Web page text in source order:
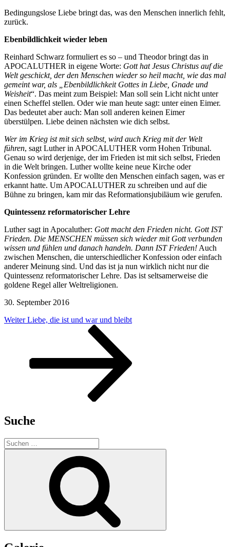
Bedingungslose Liebe bringt das, was den Menschen innerlich fehlt,
zurück.
Ebenbildlichkeit wieder leben
Reinhard Schwarz formuliert es so – und Theodor bringt das in
APOCALUTHER in eigene Worte: Gott hat Jesus Christus auf die
Welt geschickt, der den Menschen wieder so heil macht, wie das mal
gemeint war, als „Ebenbildlichkeit Gottes in Liebe, Gnade und
Weisheit“. Das meint zum Beispiel: Man soll sein Licht nicht unter
einen Scheffel stellen. Oder wie man heute sagt: unter einen Eimer.
Das bedeutet aber auch: Man soll anderen keinen Eimer
überstülpen. Liebe deinen nächsten wie dich selbst.
Wer im Krieg ist mit sich selbst, wird auch Krieg mit der Welt
führen, sagt Luther in APOCALUTHER vorm Hohen Tribunal.
Genau so wird derjenige, der im Frieden ist mit sich selbst, Frieden
in die Welt bringen. Luther wollte keine neue Kirche oder
Konfession gründen. Er wollte den Menschen einfach sagen, was er
erkannt hatte. Um APOCALUTHER zu schreiben und auf die
Bühne zu bringen, kam mir das Reformationsjubiläum wie gerufen.
Quintessenz reformatorischer Lehre
Luther sagt in Apocaluther: Gott macht den Frieden nicht. Gott IST
Frieden. Die MENSCHEN müssen sich wieder mit Gott verbunden
wissen und fühlen und danach handeln. Dann IST Frieden! Auch
zwischen Menschen, die unterschiedlicher Konfession oder einfach
anderer Meinung sind. Und das ist ja nun wirklich nicht nur die
Quintessenz reformatorischer Lehre. Das ist seltsamerweise die
goldene Regel aller Weltreligionen.
30. September 2016
Beitragsnavigation
Nächster
Weiter Liebe, die ist und war und bleibt
Suche
Suche
nach: